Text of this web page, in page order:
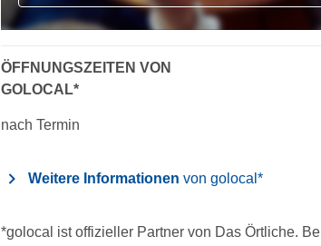
ÖFFNUNGSZEITEN VON
GOLOCAL*
nach Termin
Weitere Informationen von golocal*
*golocal ist offizieller Partner von Das Örtliche.